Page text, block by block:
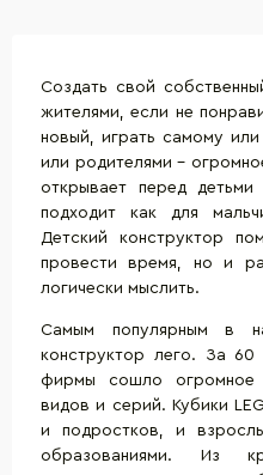
Создать свой
жителями, если не
новый, играть самому
или родителями -
открывает перед
подходит как для
Детский конструктор
провести время, но и
логически мыслить.
Самым популярным в
конструктор лего. За
фирмы сошло огромное
видов и серий. Кубики
и подростков, и
образованиями. Из